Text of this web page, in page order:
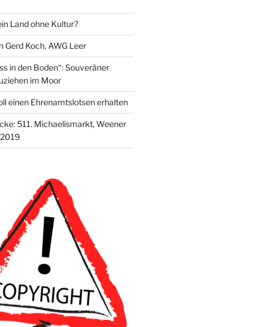
Land ohne Kultur?
Gerd Koch, AWG Leer
in den Boden“: Souveräner
im Moor
einen Ehrenamtslotsen erhalten
511. Michaelismarkt, Weener